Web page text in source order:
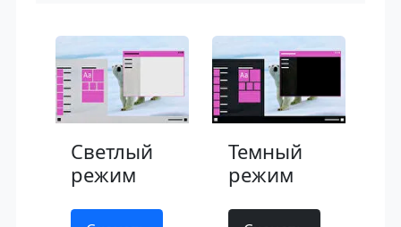
Светлый
режим
Темный
режим